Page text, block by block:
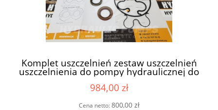
Komplet uszczelnień zestaw uszczelnień
uszczelnienia do pompy hydraulicznej do
pomp hydraulicznych Hydreco David
Brown P2CP22131610C318 A0222452031
984,00 zł
Cena netto:800,00 zł